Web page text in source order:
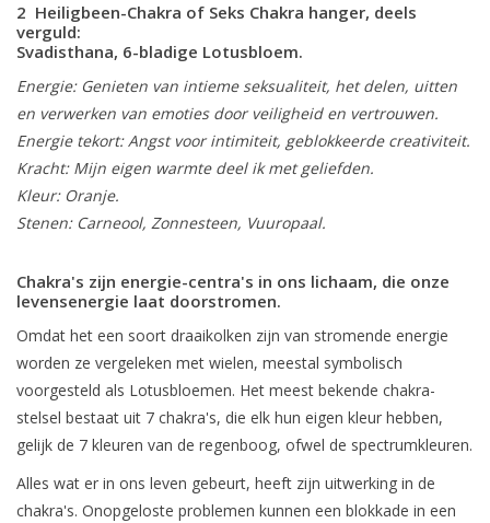
2 Heiligbeen-Chakra of Seks Chakra hanger, deels
verguld:
Svadisthana, 6-bladige Lotusbloem.
Energie: Genieten van intieme seksualiteit, het delen, uitten
en verwerken van emoties door veiligheid en vertrouwen.
Energie tekort: Angst voor intimiteit, geblokkeerde creativiteit.
Kracht: Mijn eigen warmte deel ik met geliefden.
Kleur: Oranje.
Stenen: Carneool, Zonnesteen, Vuuropaal.
Chakra's zijn energie-centra's in ons lichaam, die onze
levensenergie laat doorstromen.
Omdat het een soort draaikolken zijn van stromende energie
worden ze vergeleken met wielen, meestal symbolisch
voorgesteld als Lotusbloemen. Het meest bekende chakra-
stelsel bestaat uit 7 chakra's, die elk hun eigen kleur hebben,
gelijk de 7 kleuren van de regenboog, ofwel de spectrumkleuren.
Alles wat er in ons leven gebeurt, heeft zijn uitwerking in de
chakra's. Onopgeloste problemen kunnen een blokkade in een